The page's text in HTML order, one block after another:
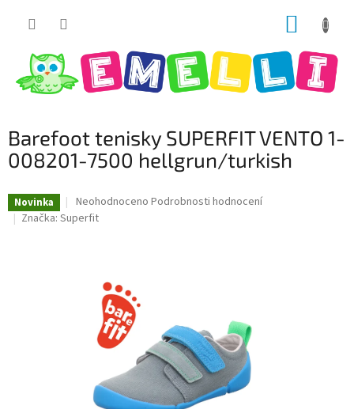
Barefoot tenisky SUPERFIT VENTO 1-
008201-7500 hellgrun/turkish
Novinka
Průměrné
hodnocení
hvězdiček.
Neohodnoceno Podrobnosti hodnocení
Značka: Superfit